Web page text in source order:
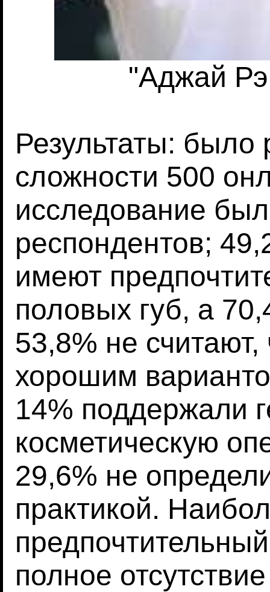
"Аджай
Результаты:
сложности 500
исследование
респондентов;
имеют
половых губ, а
53,8% не считают,
хорошим
14% поддержали
косметическую
29,6% не
практикой.
полное